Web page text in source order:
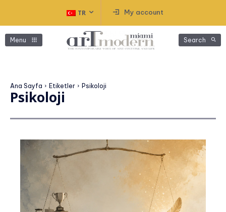
TR My account
Menu Search
Ana Sayfa Etiketler Psikoloji
Psikoloji